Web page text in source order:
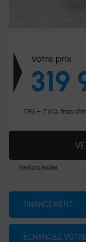
Votre prix
319
TPS + TVQ, frais
Mentions légales
FINANCEMENT
ÉCHANGEZ